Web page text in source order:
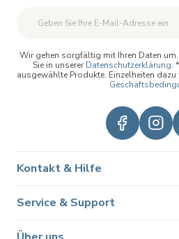
Wir gehen sorgfältig mit Ihren Daten
Sie in unserer Datenschutzerklärung.
ausgewählte Produkte. Einzelheiten
Kontakt & Hilfe
Service & Support